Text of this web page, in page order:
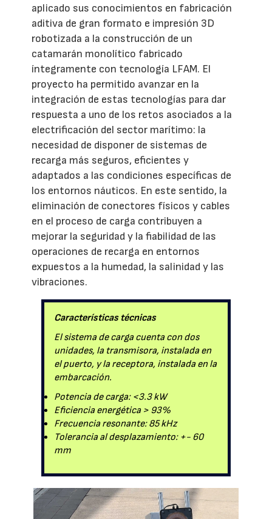
aplicado sus conocimientos en fabricación
aditiva de gran formato e impresión 3D
robotizada a la construcción de un
catamarán monolítico fabricado
íntegramente con tecnología LFAM. El
proyecto ha permitido avanzar en la
integración de estas tecnologías para dar
respuesta a uno de los retos asociados a la
electrificación del sector marítimo: la
necesidad de disponer de sistemas de
recarga más seguros, eficientes y
adaptados a las condiciones específicas de
los entornos náuticos. En este sentido, la
eliminación de conectores físicos y cables
en el proceso de carga contribuyen a
mejorar la seguridad y la fiabilidad de las
operaciones de recarga en entornos
expuestos a la humedad, la salinidad y las
vibraciones.
Características técnicas
El sistema de carga cuenta con dos
unidades, la transmisora, instalada en
el puerto, y la receptora, instalada en la
embarcación.
Potencia de carga: <3.3 kW
Eficiencia energética > 93%
Frecuencia resonante: 85 kHz
Tolerancia al desplazamiento: +- 60
mm